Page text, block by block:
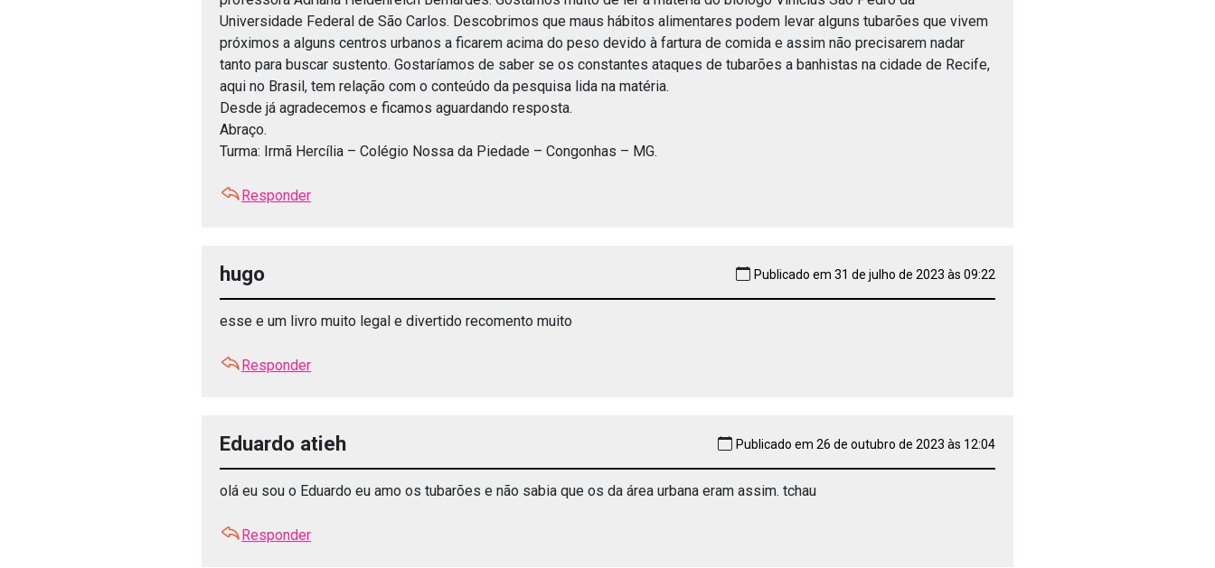
Universidade Federal de São Carlos. Descobrimos que maus hábitos alimentares podem levar alguns tubarões que vivem
próximos a alguns centros urbanos a ficarem acima do peso devido à fartura de comida e assim não precisarem nadar
tanto para buscar sustento. Gostaríamos de saber se os constantes ataques de tubarões a banhistas na cidade de Recife,
aqui no Brasil, tem relação com o conteúdo da pesquisa lida na matéria.
Desde já agradecemos e ficamos aguardando resposta.
Abraço.
Turma: Irmã Hercília – Colégio Nossa da Piedade – Congonhas – MG.
Responder
hugo Publicado em 31 de julho de 2023 às 09:22
esse e um livro muito legal e divertido recomento muito
Responder
Eduardo atieh Publicado em 26 de outubro de 2023 às 12:04
olá eu sou o Eduardo eu amo os tubarões e não sabia que os da área urbana eram assim. tchau
Responder